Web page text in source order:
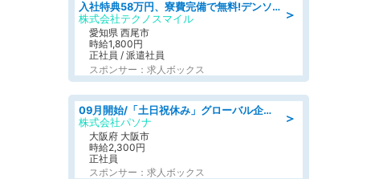
＞
入社特典58万円、寮費完備で無料!デンソーで働こう!自動車工場で小型部品の検査業務 denso aichi
株式会社テクノスマイル
愛知県 西尾市
時給1,800円
正社員 / 派遣社員
スポンサー：求人ボックス
＞
09月開始/「土日祝休み」グローバル企業での産業保健のお仕事/保健師/高時給/残業なし/服装自由
株式会社パソナ
大阪府 大阪市
時給2,300円
正社員
スポンサー：求人ボックス